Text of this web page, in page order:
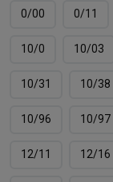
0/00
0/11
10/0 10/03
10/31 10/38
10/96 10/97
12/11 12/16